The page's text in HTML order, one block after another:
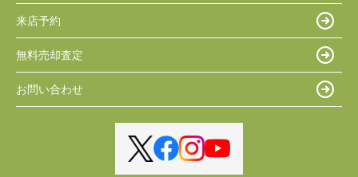
来店予約
無料売却査定
お問い合わせ